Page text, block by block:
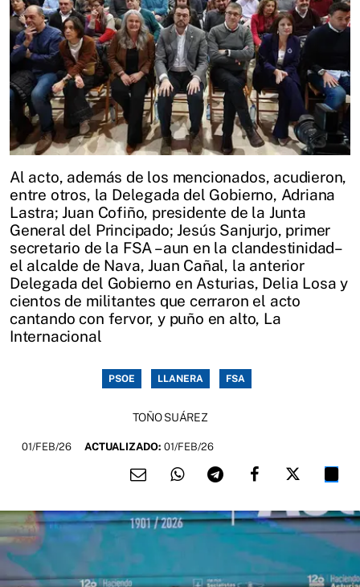
Al acto, además de los mencionados, acudieron,
entre otros, la Delegada del Gobierno, Adriana
Lastra; Juan Cofiño, presidente de la Junta
General del Principado; Jesús Sanjurjo, primer
secretario de la FSA –aun en la clandestinidad–
el alcalde de Nava, Juan Cañal, la anterior
Delegada del Gobierno en Asturias, Delia Losa y
cientos de militantes que cerraron el acto
cantando con fervor, y puño en alto, La
Internacional
PSOE LLANERA FSA
TOÑO SUÁREZ
01/FEB/26 ACTUALIZADO: 01/FEB/26